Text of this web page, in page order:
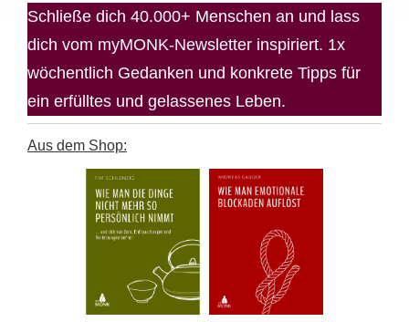
Schließe dich 40.000+ Menschen an und lass
dich vom myMONK-Newsletter inspiriert. 1x
wöchentlich Gedanken und konkrete Tipps für
ein erfülltes und gelassenes Leben.
Aus dem Shop: